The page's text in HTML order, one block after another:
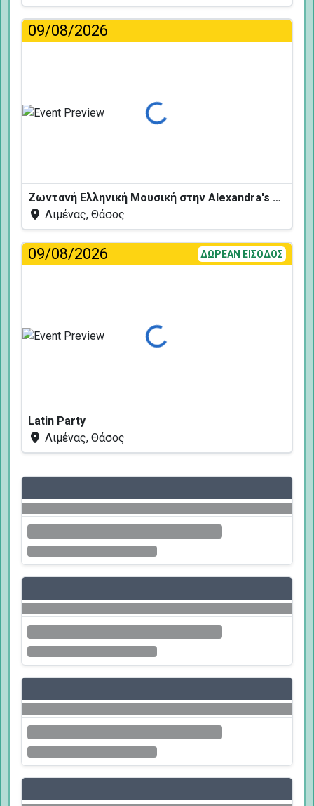
09/08/2026
Φόρτωση...
Ζωντανή Ελληνική Μουσική στην Alexandra's Restaurant
Λιμένας, Θάσος
09/08/2026 ΔΩΡΕΑΝ ΕΙΣΟΔΟΣ
Φόρτωση...
Latin Party
Λιμένας, Θάσος